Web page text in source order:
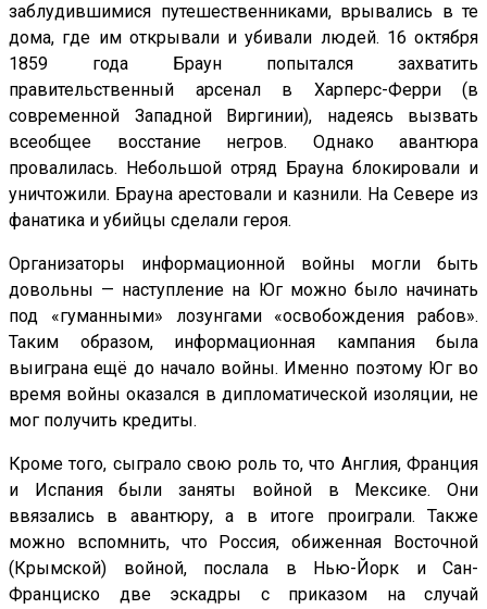
заблудившимися путешественниками, врывались в те
дома, где им открывали и убивали людей. 16 октября
1859 года Браун попытался захватить
правительственный арсенал в Харперс-Ферри (в
современной Западной Виргинии), надеясь вызвать
всеобщее восстание негров. Однако авантюра
провалилась. Небольшой отряд Брауна блокировали и
уничтожили. Брауна арестовали и казнили. На Севере из
фанатика и убийцы сделали героя.
Организаторы информационной войны могли быть
довольны — наступление на Юг можно было начинать
под «гуманными» лозунгами «освобождения рабов».
Таким образом, информационная кампания была
выиграна ещё до начало войны. Именно поэтому Юг во
время войны оказался в дипломатической изоляции, не
мог получить кредиты.
Кроме того, сыграло свою роль то, что Англия, Франция
и Испания были заняты войной в Мексике. Они
ввязались в авантюру, а в итоге проиграли. Также
можно вспомнить, что Россия, обиженная Восточной
(Крымской) войной, послала в Нью-Йорк и Сан-
Франциско две эскадры с приказом на случай